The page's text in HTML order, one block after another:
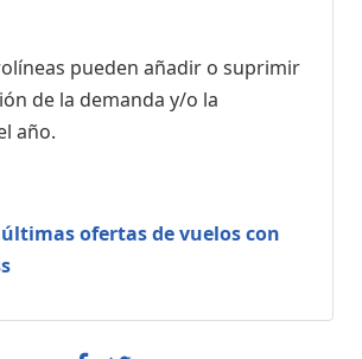
pueden añadir o suprimir
de la demanda y/o la
año.
ofertas de vuelos con